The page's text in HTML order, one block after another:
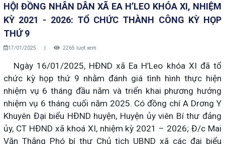
HỘI ĐỒNG NHÂN DÂN XÃ EA H’LEO KHÓA XI, NHIỆM
KỲ 2021 - 2026: TỔ CHỨC THÀNH CÔNG KỲ HỌP
THỨ 9
17/01/2025 2265 lượt xem
Ngày 16/01/2025, HĐND xã Ea H’Leo khóa XI đã tổ
chức kỳ họp thứ 9 nhằm đánh giá tình hình thực hiện
nhiệm vụ 6 tháng đầu năm và triển khai phương hướng
nhiệm vụ 6 tháng cuối năm 2025. Có đồng chí A Drơng Y
Khuyên Đại biểu HĐND huyện, Huyện ủy viên Bí thư đảng
ủy, CT HĐND xã khoá XI, nhiệm kỳ 2021 – 2026; Đ/c Mai
Văn Thắng Phó bí thư Chủ tịch UBND xã các đại biểu